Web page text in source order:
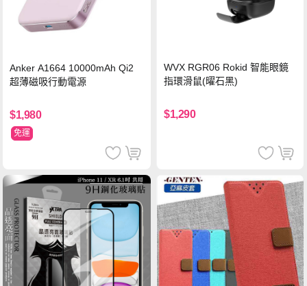
Anker A1664 10000mAh Qi2
超薄磁吸行動電源
$1,980
免運
WVX RGR06 Rokid 智能眼鏡
指環滑鼠(曜石黑)
$1,290